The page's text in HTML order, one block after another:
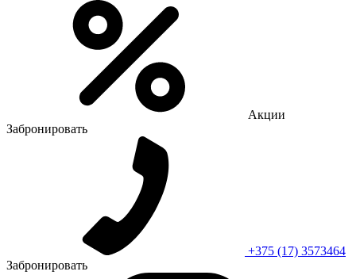
Акции
Забронировать
+375 (17) 3573464
Забронировать